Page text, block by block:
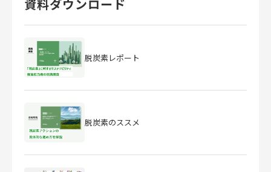
資料ダウンロード
脱炭素レポート
脱炭素のススメ